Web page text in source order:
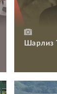
Шарлиз